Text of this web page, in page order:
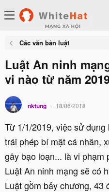
Các văn bản luật
Luật An ninh
vi nào từ năm
nktung 18/06/2018
Từ 1/1/2019, việc sử
trái phép bí mật cá nhân,
gây bạo loạn... là vi phạm
Luật An ninh mạng sẽ có
Luật gồm bảy chương, 43